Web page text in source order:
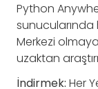
Python
sunucularında
Merkezi
uzaktan
İndirmek: Her